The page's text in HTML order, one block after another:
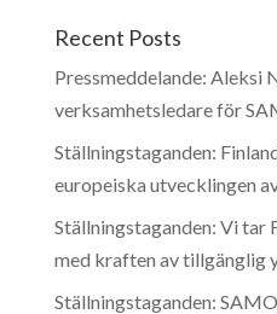
Recent Posts
Pressmeddelande: Aleksi
verksamhetsledare för
Ställningstaganden:
europeiska utvecklingen
Ställningstaganden: Vi tar
med kraften av tillgänglig
Ställningstaganden: